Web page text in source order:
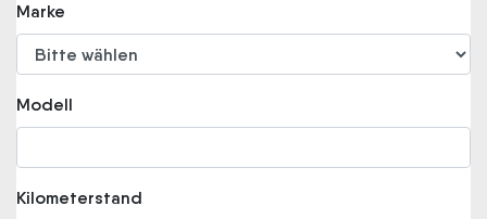
Marke
Modell
Kilometerstand